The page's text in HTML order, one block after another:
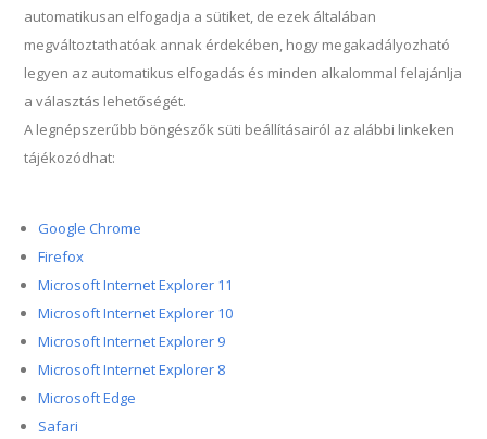
automatikusan elfogadja a sütiket, de ezek általában
megváltoztathatóak annak érdekében, hogy megakadályozható
legyen az automatikus elfogadás és minden alkalommal felajánlja
a választás lehetőségét.
A legnépszerűbb böngészők süti beállításairól az alábbi linkeken
tájékozódhat:
Google Chrome
Firefox
Microsoft Internet Explorer 11
Microsoft Internet Explorer 10
Microsoft Internet Explorer 9
Microsoft Internet Explorer 8
Microsoft Edge
Safari